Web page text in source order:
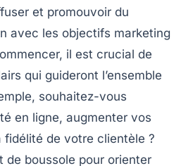
et promouvoir du
avec les objectifs marketing
il est crucial de
qui guideront l’ensemble
souhaitez-vous
en ligne, augmenter vos
fidélité de votre clientèle ?
de boussole pour orienter